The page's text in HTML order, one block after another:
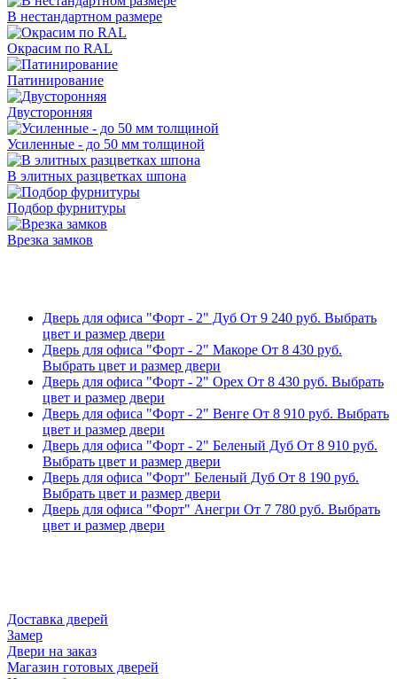
В нестандартном размере
Окрасим по RAL
Патинирование
Двусторонняя
Усиленные - до 50 мм толщиной
В элитных разцветках шпона
Подбор фурнитуры
Врезка замков
Дверь для офиса "Форт - 2" Дуб От 9 240 руб. Выбрать
цвет и размер двери
Дверь для офиса "Форт - 2" Макоре От 8 430 руб.
Выбрать цвет и размер двери
Дверь для офиса "Форт - 2" Орех От 8 430 руб. Выбрать
цвет и размер двери
Дверь для офиса "Форт - 2" Венге От 8 910 руб. Выбрать
цвет и размер двери
Дверь для офиса "Форт - 2" Беленый Дуб От 8 910 руб.
Выбрать цвет и размер двери
Дверь для офиса "Форт" Беленый Дуб От 8 190 руб.
Выбрать цвет и размер двери
Дверь для офиса "Форт" Анегри От 7 780 руб. Выбрать
цвет и размер двери
Доставка дверей
Замер
Двери на заказ
Магазин готовых дверей